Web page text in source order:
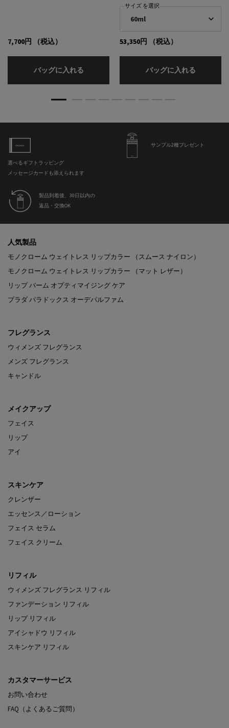
7,700円 （税込）
バッグに入れる インフュージョン ドゥ プラダ キャンドルリ
サイズ を選択
53,350円 （税込）
バッグに入れる
選べるギフトラッピング
メッセージカードも添えられます
サンプル2種プレゼント
製品到着後、30日以内の
返品・交換OK
人気製品
モノクローム ウェイトレス リップカラー （スムース ナイロン）
モノクローム ウェイトレス リップカラー （マット レザー）
リップ バーム オプティマイジング ケア
プラダ パラドックス オーデパルファム
フレグランス
ウィメンズ フレグランス
メンズ フレグランス
キャンドル
メイクアップ
フェイス
リップ
アイ
スキンケア
クレンザー
エッセンス／ローション
フェイス セラム
フェイス クリーム
リフィル
ウィメンズ フレグランス リフィル
ファンデーション リフィル
リップ リフィル
アイシャドウ リフィル
スキンケア リフィル
カスタマーサービス
お問い合わせ
FAQ（よくあるご質問）